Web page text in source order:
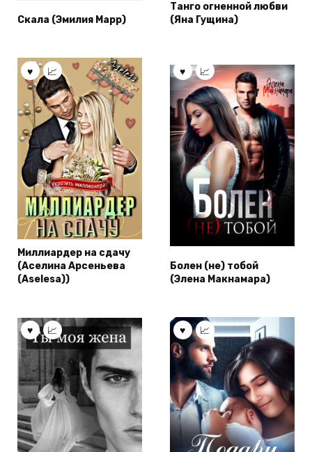
Скала (Эмилия Марр)
Танго огненной любви
(Яна Гущина)
Миллиардер на сдачу
(Аселина Арсеньева
(Aselesa))
Болен (не) тобой
(Элена Макнамара)